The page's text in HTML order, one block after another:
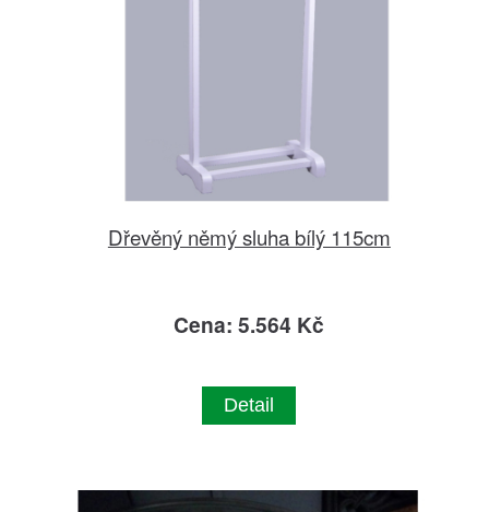
Dřevěný němý sluha bílý 115cm
Cena: 5.564 Kč
Detail